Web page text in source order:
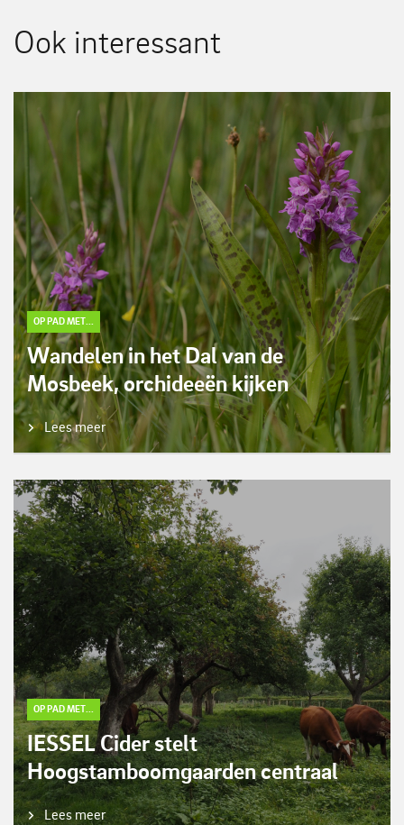
Ook interessant
OP PAD MET...
Wandelen in het Dal van de
Mosbeek, orchideeën kijken
Lees meer
OP PAD MET...
IESSEL Cider stelt
Hoogstamboomgaarden centraal
Lees meer